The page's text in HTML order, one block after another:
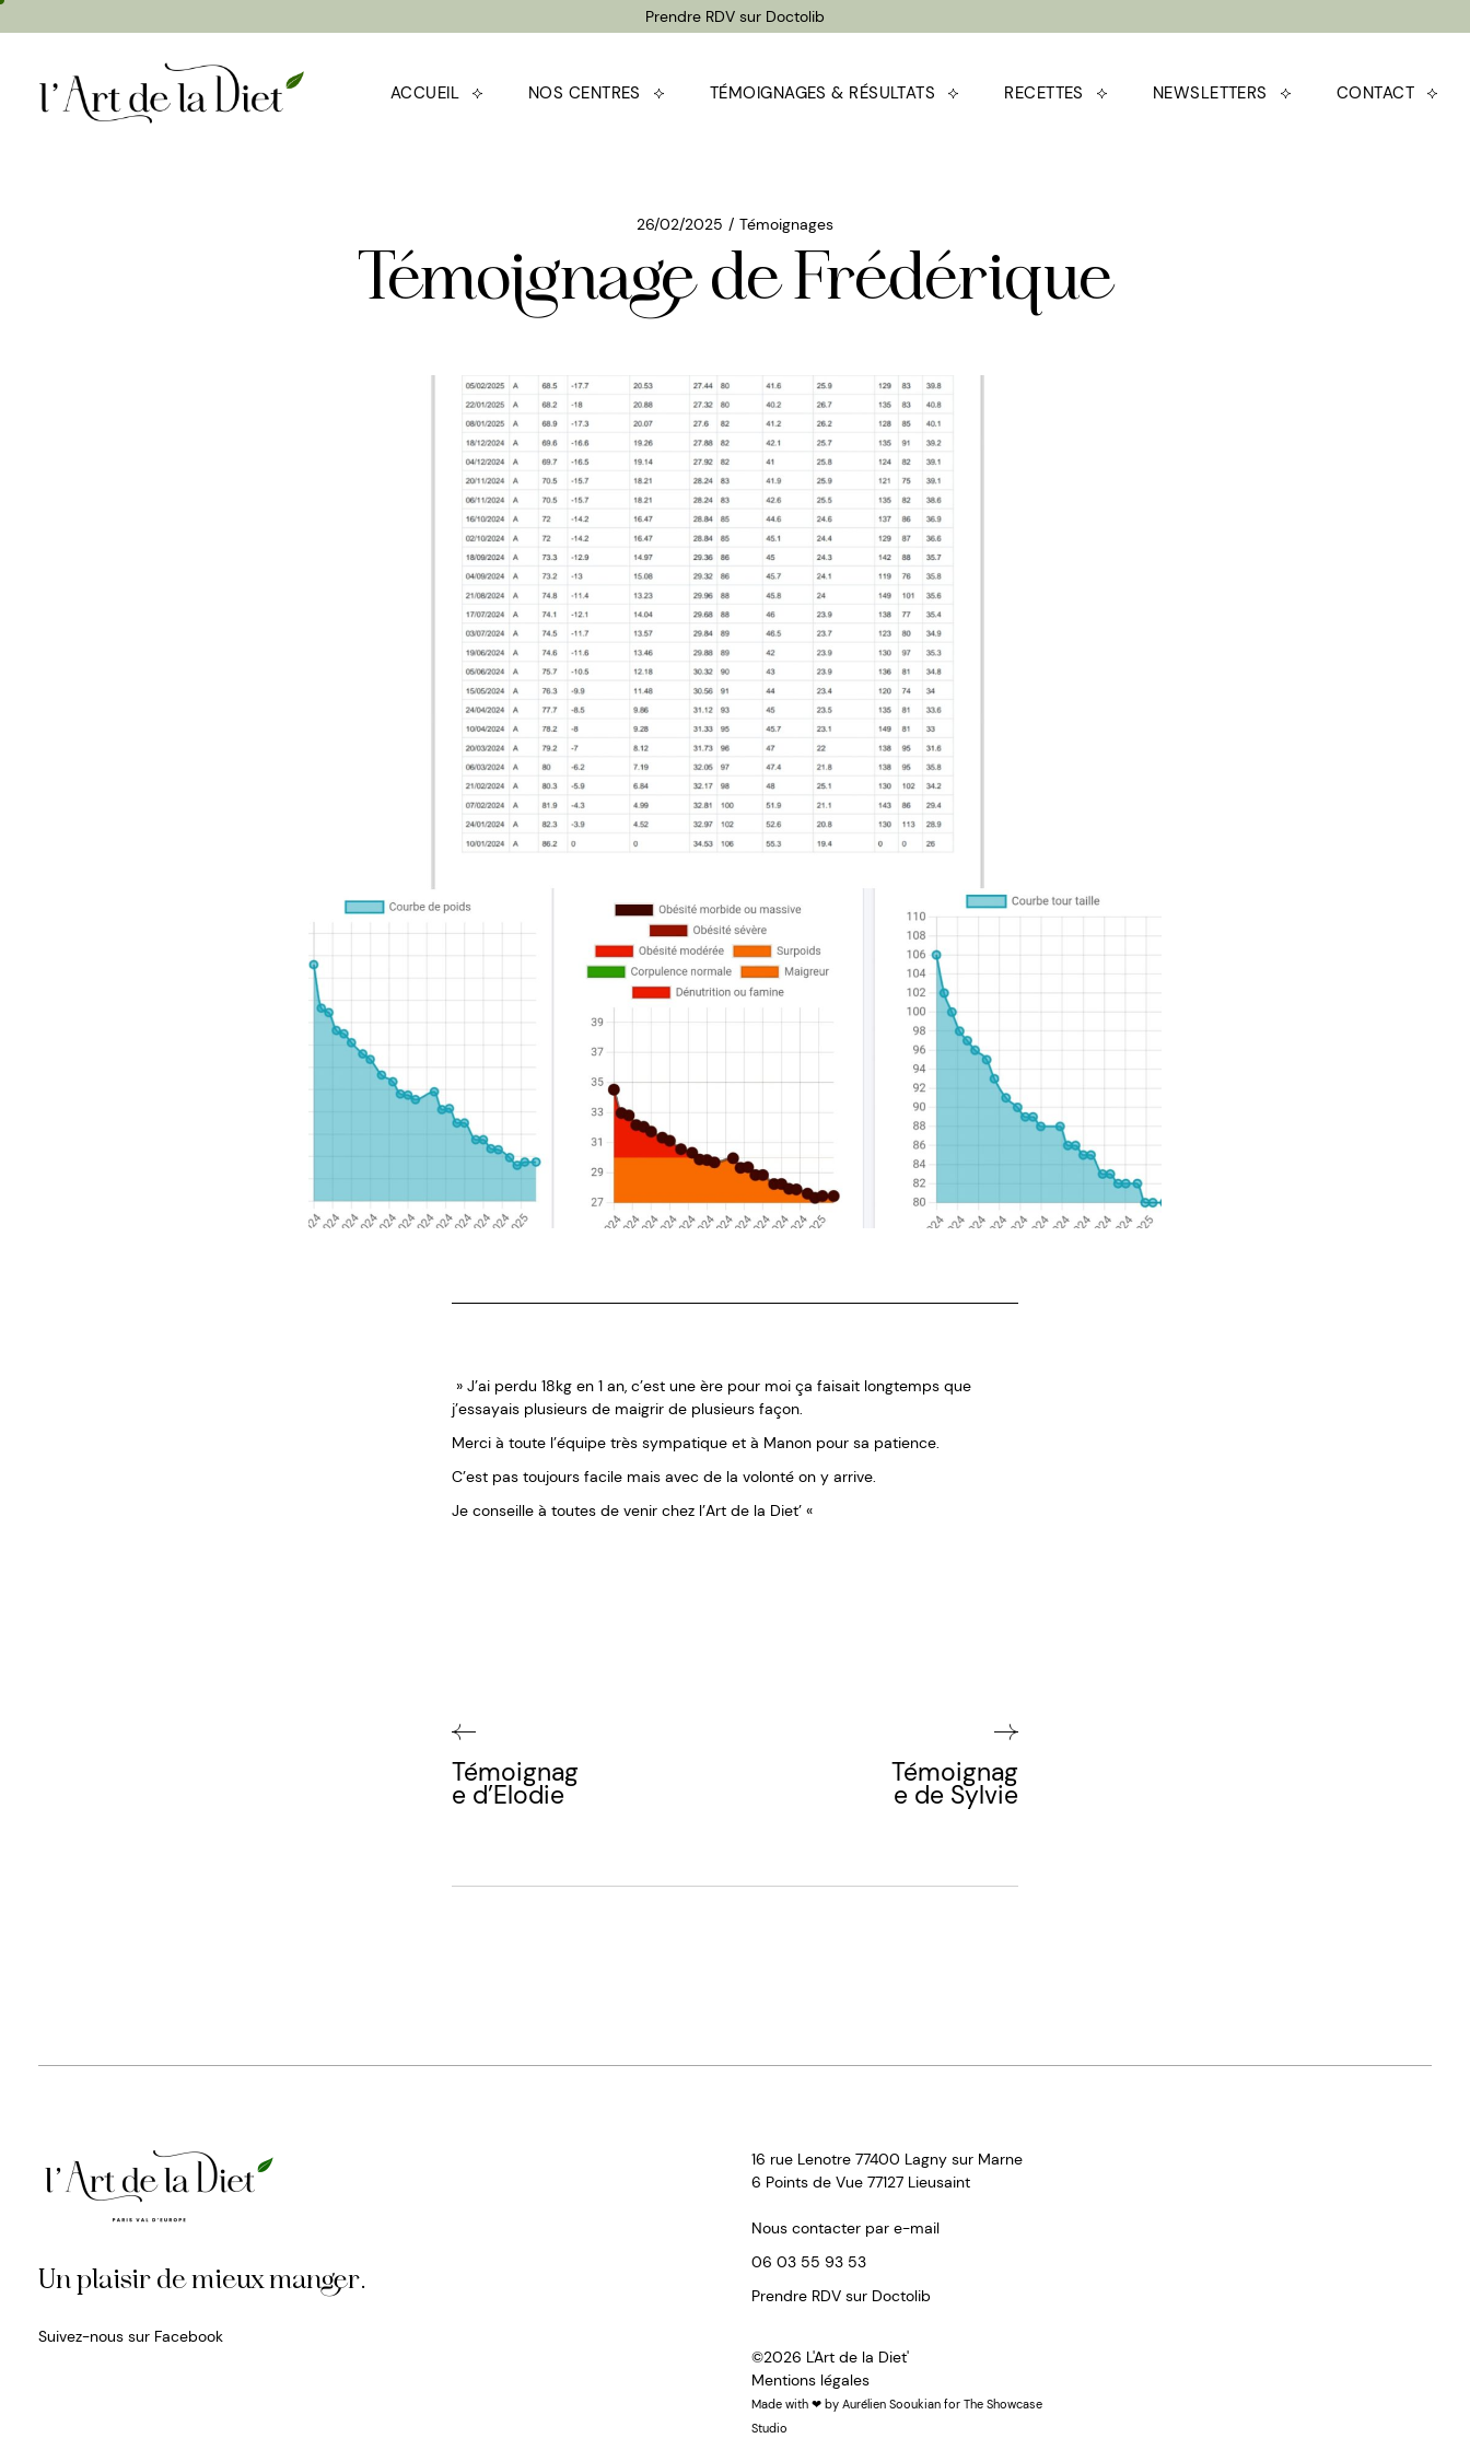
Prendre RDV sur Doctolib
ACCUEIL NOS CENTRES
CENTRE DE LIEUSAINT –
CARRÉ SÉNART (77)
TÉMOIGNAGES & RÉSULTATS RECETTES NEWSLETTERS CONTACT
26/02/2025 Témoignages
Témoignage de Frédérique
» J’ai perdu 18kg en 1 an, c’est une ère pour moi ça faisait longtemps que
j’essayais plusieurs de maigrir de plusieurs façon.
Merci à toute l’équipe très sympatique et à Manon pour sa patience.
C’est pas toujours facile mais avec de la volonté on y arrive.
Je conseille à toutes de venir chez l’Art de la Diet’ «
Témoignag
e d’Elodie
Témoignag
e de Sylvie
Un plaisir de mieux manger.
Suivez-nous sur Facebook
16 rue Lenotre 77400 Lagny sur Marne
6 Points de Vue 77127 Lieusaint
Nous contacter par e-mail
06 03 55 93 53
Prendre RDV sur Doctolib
©2026 L'Art de la Diet'
Mentions légales
Made with ❤ by Aurélien Sooukian for The Showcase
Studio